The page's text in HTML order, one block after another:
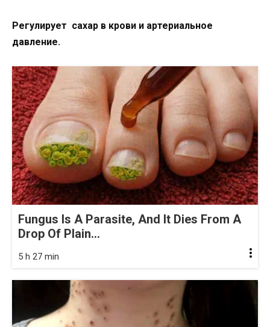
Регулирует сахар в крови и артериальное
давление.
Fungus Is A Parasite, And It Dies From A
Drop Of Plain...
5 h 27 min